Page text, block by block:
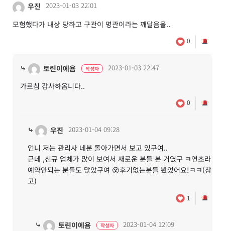
우진 2023-01-03 22:01
모험했다가 내상 당하고 구관이 명관이라는 깨달음을..
0
⤷ 토린이에욤 작성자 2023-01-03 22:47
가르침 감사하옵니다..
0
⤷ 우진 2023-01-04 09:28
언니 저는 관리사 네분 돌아가면서 보고 있구여..
근데 ,신규 업체가 많이 보여서 새로운 분들 본 거였구 ㅋ연초라
예약안되는 분들도 많았구여 😵후기없는분들 봤었어요!ㅋㅋ(참
고)
1
⤷ 토린이에욤 작성자 2023-01-04 12:09